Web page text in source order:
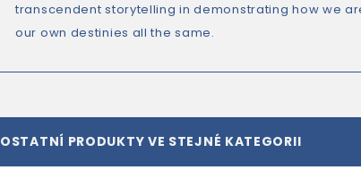
transcendent storytelling in demonstrating how we
our own destinies all the same.
OSTATNÍ PRODUKTY VE STEJNÉ KATEGORII